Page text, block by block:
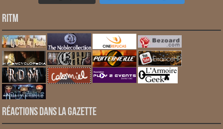
RITM
Réactions dans la gazette